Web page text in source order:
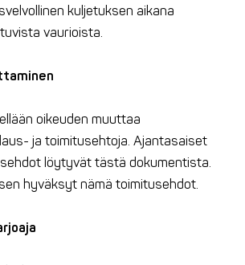
kuljetuksen aikana
vaurioista.
oikeuden muuttaa
ja toimitusehtoja. Ajantasaiset
löytyvät tästä dokumentista.
hyväksyt nämä toimitusehdot.